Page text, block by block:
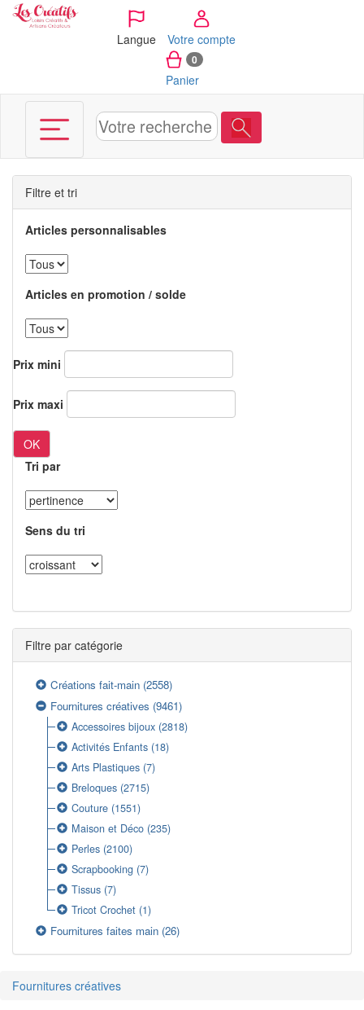
Langue Votre compte
0
Panier
Filtre et tri
Articles personnalisables
Articles en promotion / solde
Prix mini
Prix maxi
OK
Tri par
Sens du tri
Filtre par catégorie
Créations fait-main (2558)
Fournitures créatives (9461)
Accessoires bijoux (2818)
Activités Enfants (18)
Arts Plastiques (7)
Breloques (2715)
Couture (1551)
Maison et Déco (235)
Perles (2100)
Scrapbooking (7)
Tissus (7)
Tricot Crochet (1)
Fournitures faites main (26)
Fournitures créatives
Panneau de gestion des cookies